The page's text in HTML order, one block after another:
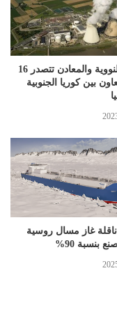
الطاقة النووية والمعادن تتصدر 16
بين كوريا الجنوبية
ناقلة غاز مسال روسية
بنسبة 90%